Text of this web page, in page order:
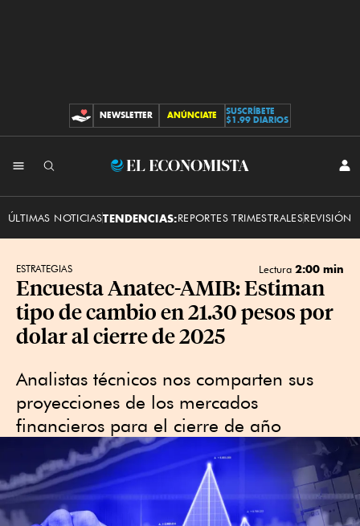
CONTRIBUCIONES
NEWSLETTER ANÚNCIATE
SUSCRÍBETE
$1.99 DIARIOS
El
ÚLTIMAS NOTICIASTENDENCIAS:REPORTES TRIMESTRALESREVISIÓN
ESTRATEGIAS Lectura 2:00 min
Encuesta Anatec-AMIB: Estiman
tipo de cambio en 21.30 pesos por
dolar al cierre de 2025
Analistas técnicos nos comparten sus
proyecciones de los mercados
financieros para el cierre de año